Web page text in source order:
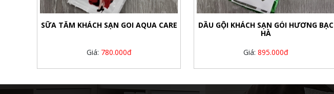
SỮA TẮM KHÁCH SẠN GOI AQUA CARE
Giá: 780.000đ
DẦU GỘI KHÁCH SẠN GÓI HƯƠNG BẠC
HÀ
Giá: 895.000đ